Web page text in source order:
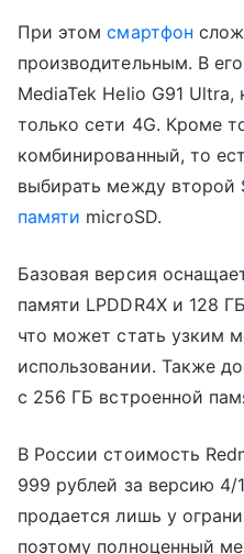
При этомсмартфон
производительным. В
MediaTek Helio G91
только сети 4G. Кроме
комбинированный, то
выбирать между второй
памяти microSD.
Базовая версия
памяти LPDDR4X и 128
что может стать узким
использовании. Также
с 256 ГБ встроенной
В России стоимость
999 рублей за версию 4/
продается лишь у
поэтому полноценный